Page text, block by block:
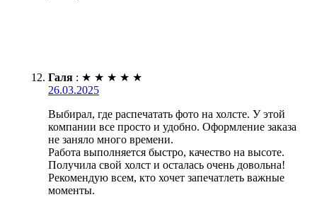
Галя : ★ ★ ★ ★ ★
26.03.2025
Выбирал, где распечатать фото на холсте. У этой
компании все просто и удобно. Оформление заказа
не заняло много времени.
Работа выполняется быстро, качество на высоте.
Получила свой холст и осталась очень довольна!
Рекомендую всем, кто хочет запечатлеть важные
моменты.